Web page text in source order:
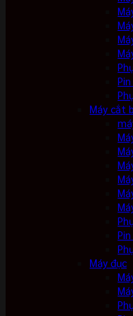
Máy cắt
Máy đục